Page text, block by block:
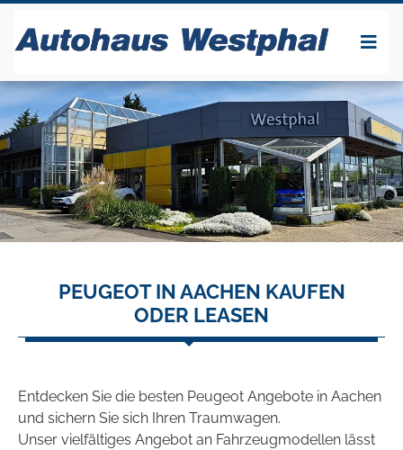
PEUGEOT IN AACHEN KAUFEN
ODER LEASEN
Entdecken Sie die besten Peugeot Angebote in Aachen
und sichern Sie sich Ihren Traumwagen.
Unser vielfältiges Angebot an Fahrzeugmodellen lässt